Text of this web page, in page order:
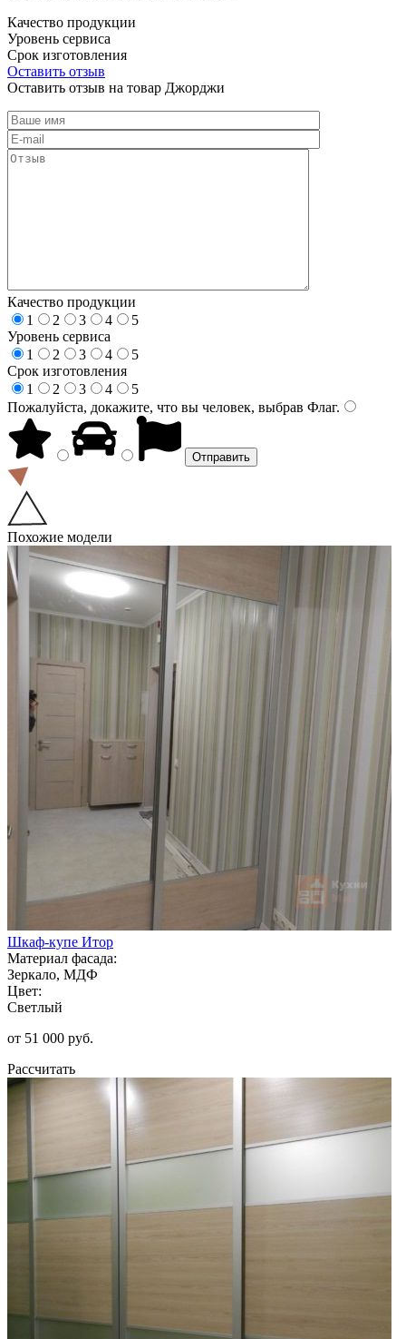
Качество продукции
Уровень сервиса
Срок изготовления
Оставить отзыв
Оставить отзыв на товар Джорджи
Качество продукции
1
2 3 4
5
Уровень сервиса
1
2 3 4
5
Срок изготовления
1
2 3 4
5
Пожалуйста, докажите, что вы человек, выбрав Флаг.
Похожие модели
Шкаф-купе Итор
Материал фасада:
Зеркало, МДФ
Цвет:
Светлый
от 51 000 руб.
Рассчитать